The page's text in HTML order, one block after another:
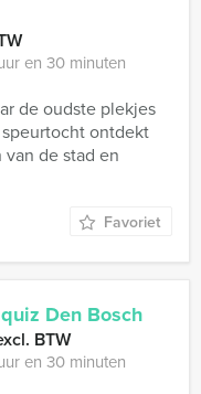
en 30 minuten
de oudste plekjes
ontdekt
de stad en
Favoriet
Den Bosch
BTW
en 30 minuten